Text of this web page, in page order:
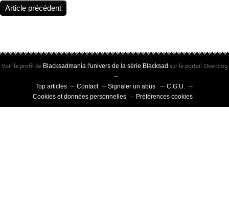
Article précédent
Voir le profil de Blacksadmania l'univers de la série Blacksad sur le portail Overblog
Top articles Contact Signaler un abus
C.G.U.
Cookies et données personnelles
Préférences cookies